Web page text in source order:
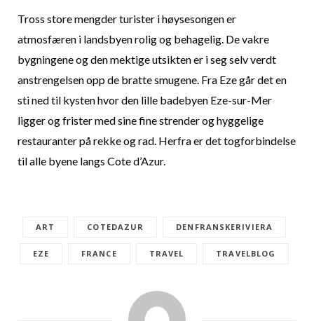
Tross store mengder turister i høysesongen er
atmosfæren i landsbyen rolig og behagelig. De vakre
bygningene og den mektige utsikten er i seg selv verdt
anstrengelsen opp de bratte smugene. Fra Eze går det en
sti ned til kysten hvor den lille badebyen Eze-sur-Mer
ligger og frister med sine fine strender og hyggelige
restauranter på rekke og rad. Herfra er det togforbindelse
til alle byene langs Cote d’Azur.
ART COTEDAZUR DENFRANSKERIVIERA
EZE FRANCE TRAVEL TRAVELBLOG